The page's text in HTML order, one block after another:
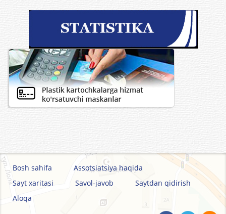
Bosh sahifa
Assotsiatsiya haqida
Sayt xaritasi
Savol-javob
Saytdan qidirish
Aloqa